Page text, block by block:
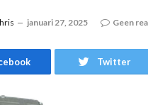
januari 27, 2025 Geen
Twitter